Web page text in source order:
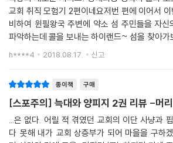
교회 취직 모험기 2편이네요저번 편에 이어서
비하여 윈필왕국 주변에 약소 섬 주민들을 자신
파악하는데 콜을 보내는 하이랜드~ 섬을 찾아가
모님이라는 것을 믿고 있었는데요 그 검은 성모
h****4 2018.08.17. 신고
종이책 구매
[스포주의] 늑대와 양피지 2권 리뷰 -머
...은 없다. 어릴 적 겪였던 교회의 이단 사냥과
다 못해 내가 교회 상층부가 되어 마을을 구하